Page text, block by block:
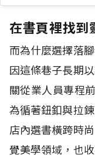
在書頁裡找到
而為什麼選擇落
因這條巷子長期
關從業人員專程
為循著鈕釦與拉
店內選書橫跨時
覺美學領域，也